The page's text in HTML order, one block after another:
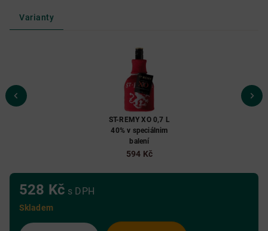
Varianty
ST-REMY XO 0,7 L
40% v speciálnim
balení
594 Kč
528 Kč s DPH
Skladem